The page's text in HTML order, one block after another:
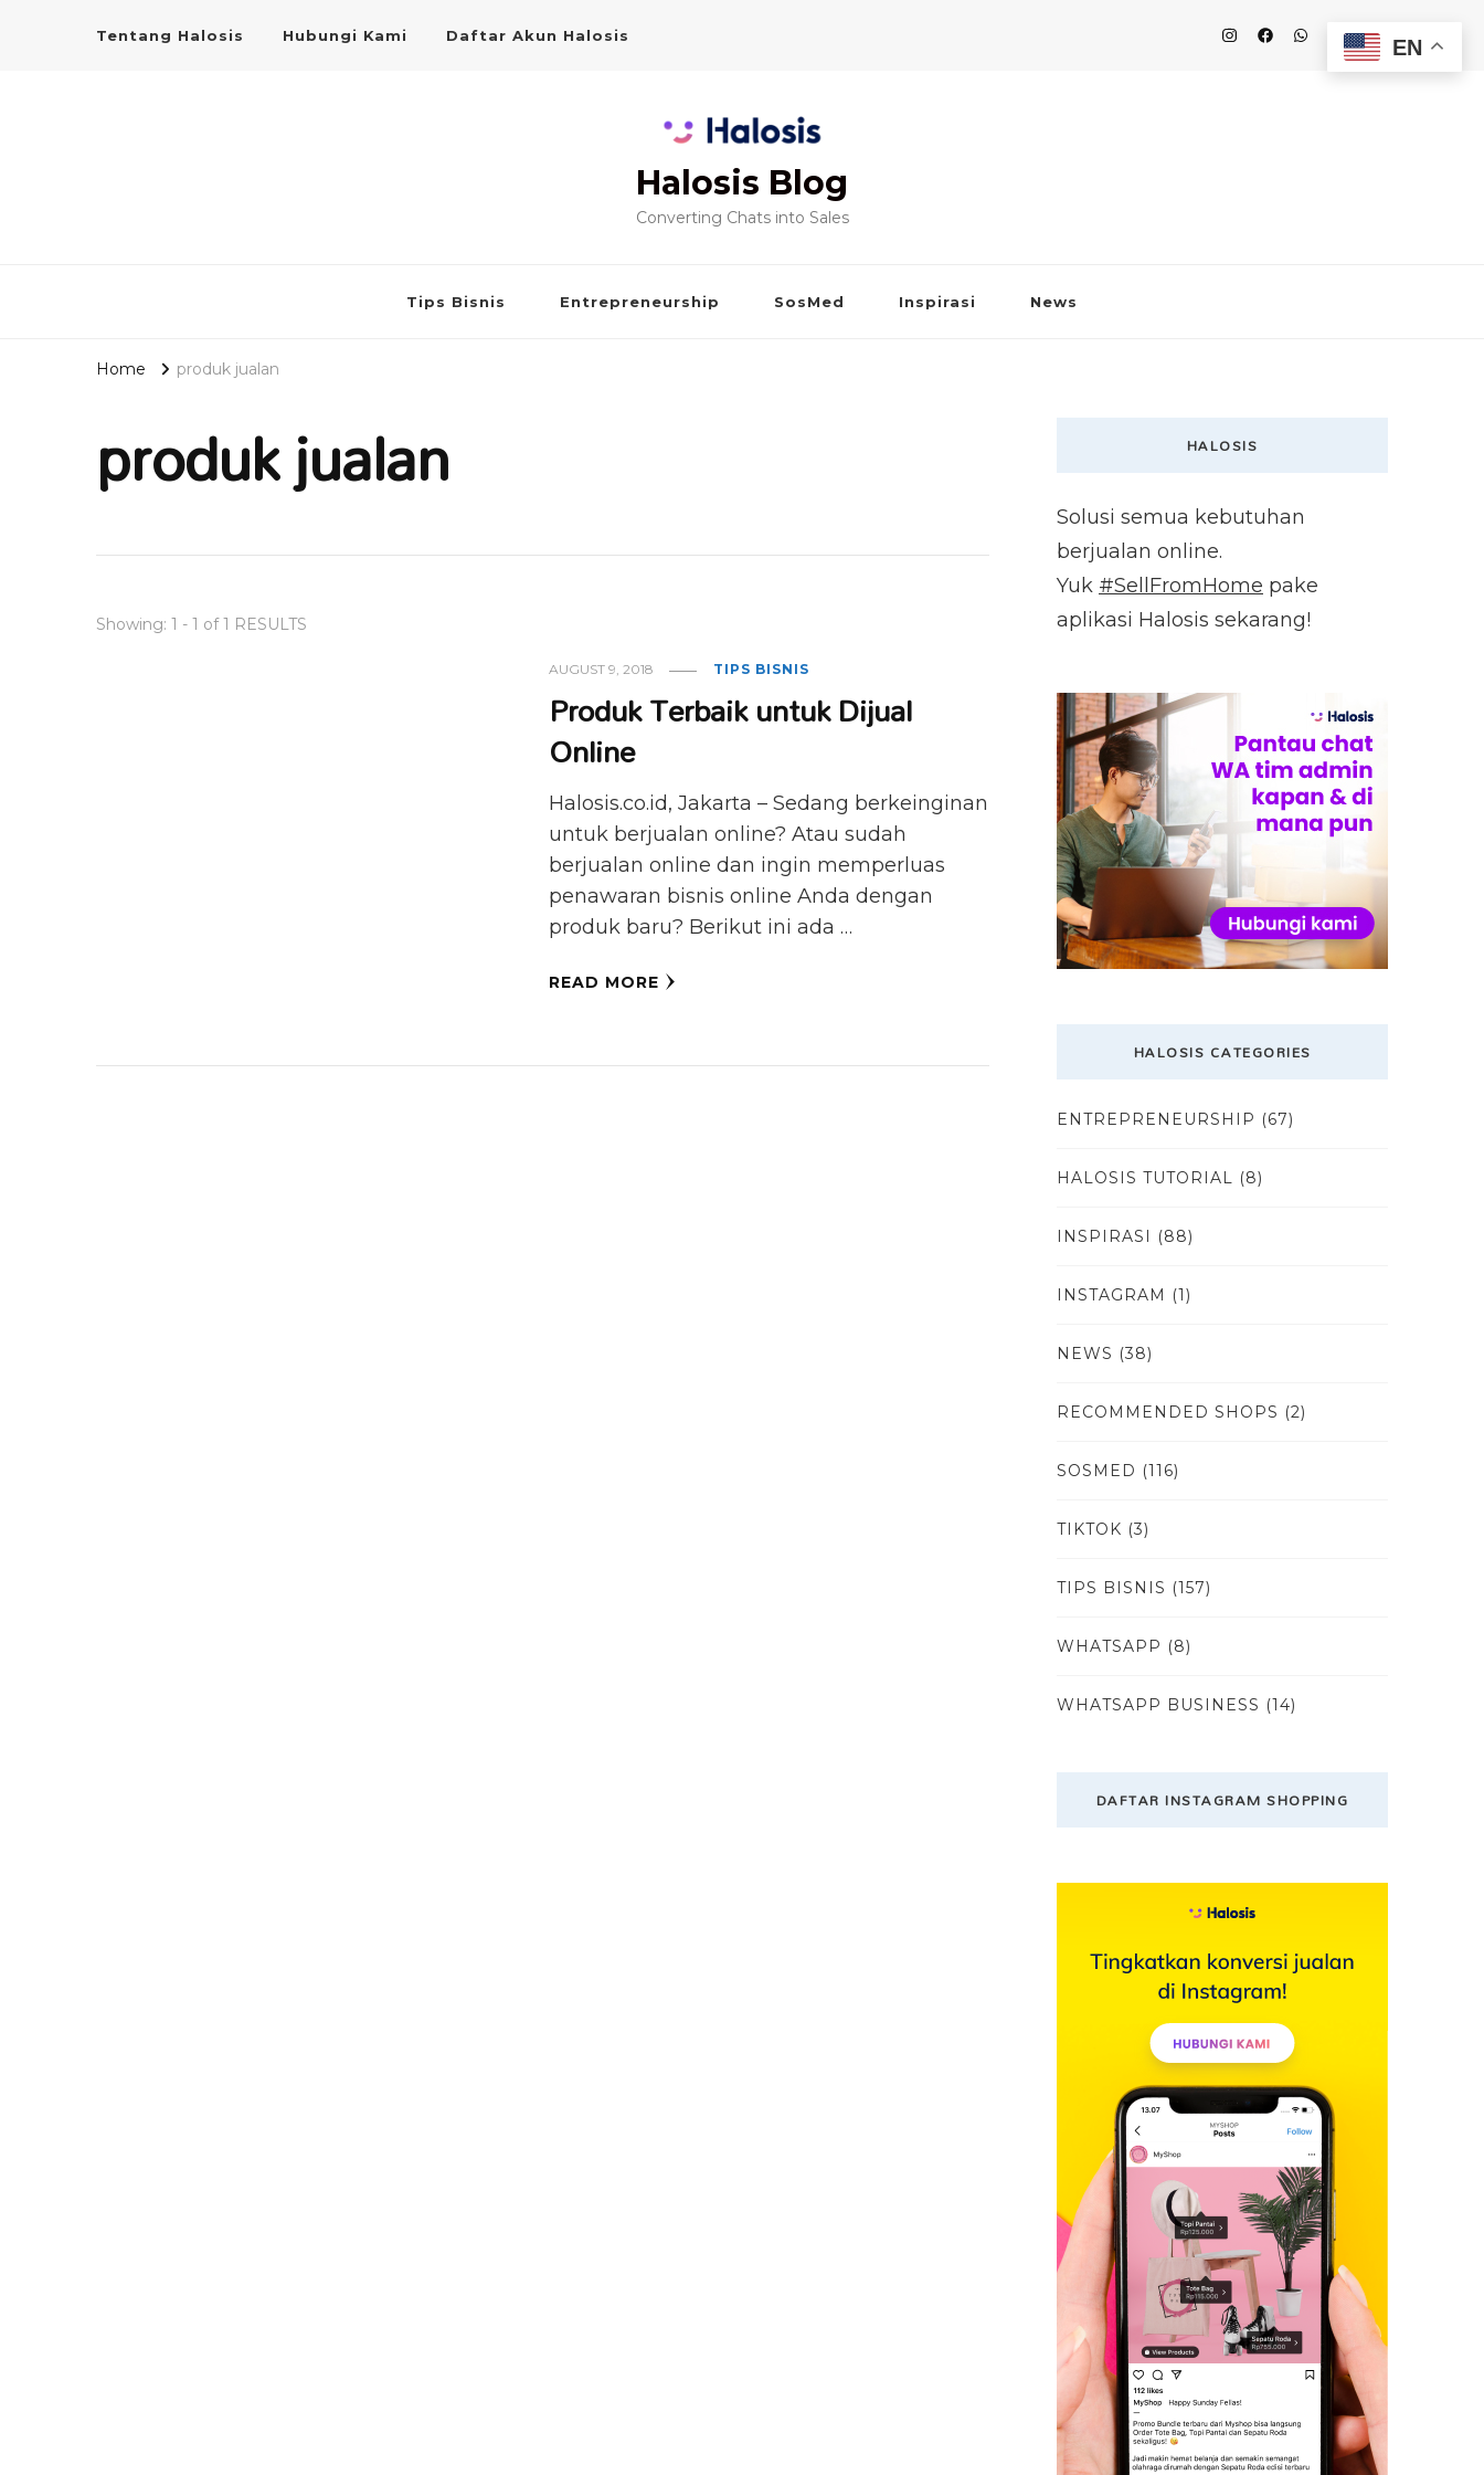
Tentang Halosis Hubungi Kami Daftar Akun Halosis
Halosis Blog
Converting Chats into Sales
Tips Bisnis Entrepreneurship SosMed Inspirasi News
Home produk jualan
produk jualan
Showing: 1 - 1 of 1 RESULTS
AUGUST 9, 2018 TIPS BISNIS
Produk Terbaik untuk Dijual
Online
Halosis.co.id, Jakarta – Sedang berkeinginan
untuk berjualan online? Atau sudah
berjualan online dan ingin memperluas
penawaran bisnis online Anda dengan
produk baru? Berikut ini ada …
READ MORE
HALOSIS
Solusi semua kebutuhan
berjualan online.
Yuk #SellFromHome pake
aplikasi Halosis sekarang!
HALOSIS CATEGORIES
ENTREPRENEURSHIP (67)
HALOSIS TUTORIAL (8)
INSPIRASI (88)
INSTAGRAM (1)
NEWS (38)
RECOMMENDED SHOPS (2)
SOSMED (116)
TIKTOK (3)
TIPS BISNIS (157)
WHATSAPP (8)
WHATSAPP BUSINESS (14)
DAFTAR INSTAGRAM SHOPPING
EN